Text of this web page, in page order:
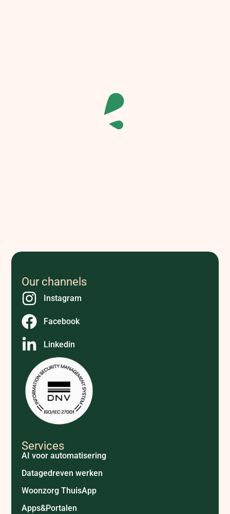
Our channels
Instagram
Facebook
Linkedin
Services
AI voor automatisering
Datagedreven werken
Woonzorg ThuisApp
Apps&Portalen